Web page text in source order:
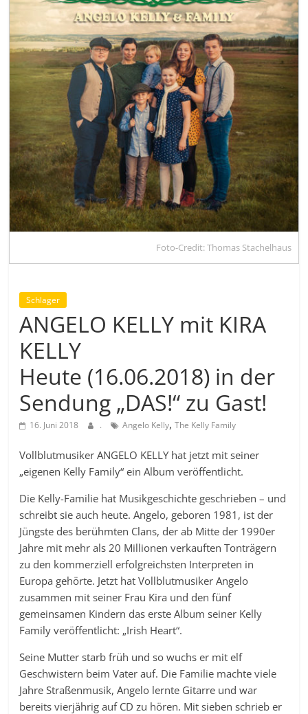
Foto-Credit: Thomas Stachelhaus
Schlager
ANGELO KELLY mit KIRA
KELLY
Heute (16.06.2018) in der
Sendung „DAS!“ zu Gast!
16. Juni 2018 . Angelo Kelly,The Kelly Family
Vollblutmusiker ANGELO KELLY hat jetzt mit seiner
„eigenen Kelly Family“ ein Album veröffentlicht.
Die Kelly-Familie hat Musikgeschichte geschrieben – und
schreibt sie auch heute. Angelo, geboren 1981, ist der
Jüngste des berühmten Clans, der ab Mitte der 1990er
Jahre mit mehr als 20 Millionen verkauften Tonträgern
zu den kommerziell erfolgreichsten Interpreten in
Europa gehörte. Jetzt hat Vollblutmusiker Angelo
zusammen mit seiner Frau Kira und den fünf
gemeinsamen Kindern das erste Album seiner Kelly
Family veröffentlicht: „Irish Heart“.
Seine Mutter starb früh und so wuchs er mit elf
Geschwistern beim Vater auf. Die Familie machte viele
Jahre Straßenmusik, Angelo lernte Gitarre und war
bereits vierjährig auf CD zu hören. Mit sieben schrieb er